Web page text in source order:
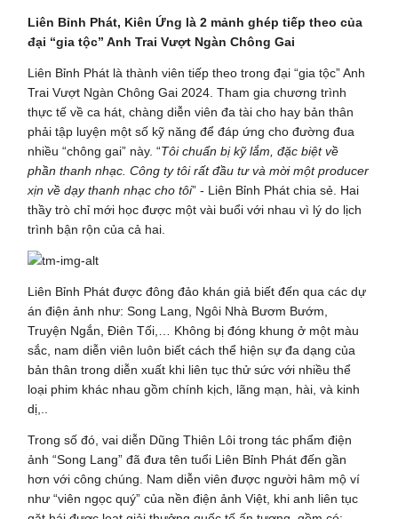
Liên Bỉnh Phát, Kiên Ứng là 2 mảnh ghép tiếp theo của
đại “gia tộc” Anh Trai Vượt Ngàn Chông Gai
Liên Bỉnh Phát là thành viên tiếp theo trong đại “gia tộc” Anh
Trai Vượt Ngàn Chông Gai 2024. Tham gia chương trình
thực tế về ca hát, chàng diễn viên đa tài cho hay bản thân
phải tập luyện một số kỹ năng để đáp ứng cho đường đua
nhiều “chông gai” này. “Tôi chuẩn bị kỹ lắm, đặc biệt về
phần thanh nhạc. Công ty tôi rất đầu tư và mời một producer
xịn về dạy thanh nhạc cho tôi” - Liên Bỉnh Phát chia sẻ. Hai
thầy trò chỉ mới học được một vài buổi với nhau vì lý do lịch
trình bận rộn của cả hai.
Liên Bỉnh Phát được đông đảo khán giả biết đến qua các dự
án điện ảnh như: Song Lang, Ngôi Nhà Bươm Bướm,
Truyện Ngắn, Điên Tối,… Không bị đóng khung ở một màu
sắc, nam diễn viên luôn biết cách thể hiện sự đa dạng của
bản thân trong diễn xuất khi liên tục thử sức với nhiều thể
loại phim khác nhau gồm chính kịch, lãng mạn, hài, và kinh
dị,..
Trong số đó, vai diễn Dũng Thiên Lôi trong tác phẩm điện
ảnh “Song Lang” đã đưa tên tuổi Liên Bỉnh Phát đến gần
hơn với công chúng. Nam diễn viên được người hâm mộ ví
như “viên ngọc quý” của nền điện ảnh Việt, khi anh liên tục